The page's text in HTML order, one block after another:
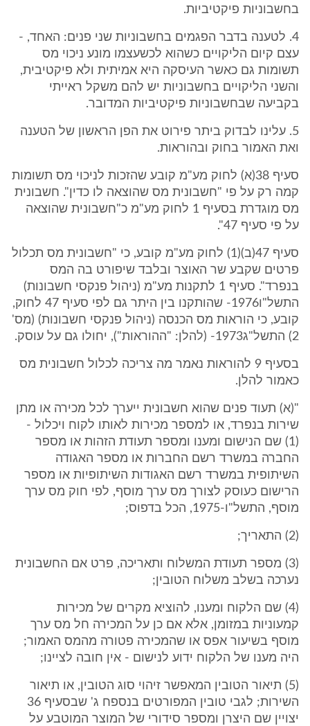
בחשבוניות פיקטיביות.
4. לטענה בדבר הפגמים בחשבוניות שני פנים: האחד, -
עצם קיום הליקויים כשהוא לכשעצמו מונע ניכוי מס
תשומות גם כאשר העיסקה היא אמיתית ולא פיקטיבית,
והשני הליקויים בחשבוניות יש להם משקל ראייתי
בקביעה שבחשבוניות פיקטיביות המדובר.
5. עלינו לבדוק ביתר פירוט את הפן הראשון של הטענה
ואת האמור בחוק ובהוראות.
סעיף 38(א) לחוק מע"מ קובע שהזכות לניכוי מס תשומות
קמה רק על פי "חשבונית מס שהוצאה לו כדין". חשבונית
מס מוגדרת בסעיף 1 לחוק מע"מ כ"חשבונית שהוצאה
על פי סעיף 47".
סעיף 47(ב)(1) לחוק מע"מ קובע, כי "חשבונית מס תכלול
פרטים שקבע שר האוצר ובלבד שיפורט בה המס
בנפרד". סעיף 1 לתקנות מע"מ (ניהול פנקסי חשבונות)
התשל"ו1976- שהותקנו בין היתר גם לפי סעיף 47 לחוק,
קובע, כי הוראות מס הכנסה (ניהול פנקסי חשבונות) (מס'
2) התשל"ג1973- (להלן: "ההוראות"), יחולו גם על עוסק.
בסעיף 9 להוראות נאמר מה צריכה לכלול חשבונית מס
כאמור להלן.
"(א) תעוד פנים שהוא חשבונית ייערך לכל מכירה או מתן
שירות בנפרד, או למספר מכירות לאותו לקוח ויכלול -
(1) שם הנישום ומענו ומספר תעודת הזהות או מספר
החברה במשרד רשם החברות או מספר האגודה
השיתופית במשרד רשם האגודות השיתופיות או מספר
הרישום כעוסק לצורך מס ערך מוסף, לפי חוק מס ערך
מוסף, התשל"ו-1975, הכל בדפוס;
(2) התאריך;
(3) מספר תעודת המשלוח ותאריכה, פרט אם החשבונית
נערכה בשלב משלוח הטובין;
(4) שם הלקוח ומענו, להוציא מקרים של מכירות
קמעוניות במזומן, אלא אם כן על המכירה חל מס ערך
מוסף בשיעור אפס או שהמכירה פטורה מהמס האמור;
היה מענו של הלקוח ידוע לנישום - אין חובה לציינו;
(5) תיאור הטובין המאפשר זיהוי סוג הטובין, או תיאור
השירות; לגבי טובין המפורטים בנספח ג' שבסעיף 36
יצויין שם היצרן ומספר סידורי של המוצר המוטבע על